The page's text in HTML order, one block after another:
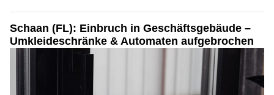
Schaan (FL): Einbruch in Geschäftsgebäude –
Umkleideschränke & Automaten aufgebrochen